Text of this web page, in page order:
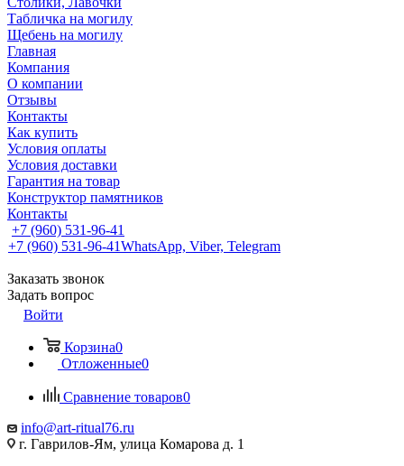
Табличка на могилу
Щебень на могилу
Главная
Компания
О компании
Отзывы
Контакты
Как купить
Условия оплаты
Условия доставки
Гарантия на товар
Конструктор памятников
Контакты
+7 (960) 531-96-41
+7 (960) 531-96-41WhatsApp, Viber, Telegram
Заказать звонок
Задать вопрос
Войти
Корзина0
Отложенные0
Сравнение товаров0
info@art-ritual76.ru
г. Гаврилов-Ям, улица Комарова д. 1